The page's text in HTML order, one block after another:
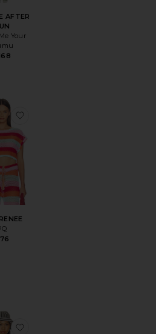
AFTER
Your
STRIPE GAUZE SHIRT
В ПОЛОСКУ НА КУЛИСКЕ
SUR МИНИ ПЛАТЬЕ KNIT